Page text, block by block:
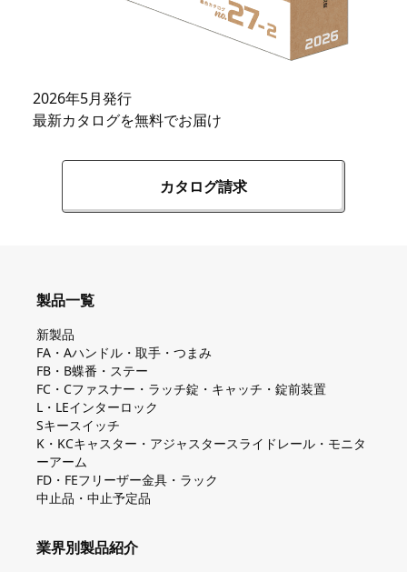
2026年5月発行
最新カタログを無料でお届け
カタログ請求
製品一覧
新製品
FA・Aハンドル・取手・つまみ
FB・B蝶番・ステー
FC・Cファスナー・ラッチ錠・キャッチ・錠前装置
L・LEインターロック
Sキースイッチ
K・KCキャスター・アジャスタースライドレール・モニタ
ーアーム
FD・FEフリーザー金具・ラック
中止品・中止予定品
業界別製品紹介